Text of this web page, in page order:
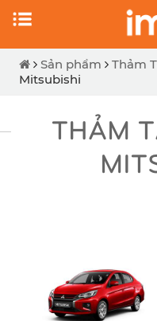
Sản phẩm Thảm
Mitsubishi
THẢM